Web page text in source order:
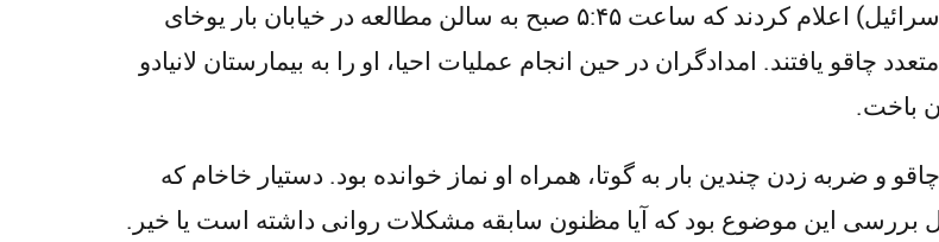
آمبولانس‌های نجمه داوود ادوم (سازمان امداد و نجات اسرائیل) اعلام کردند که ساعت ۵:۴۵ صبح به سالن مطالعه در خیابان بار یوخای
۷۵ ساله، را با جراحات متعدد چاقو یافتند. امدادگران در حین انجام عملیات احیا، او را به بیمارستان لانیادو
باخت.
و ضربه زدن چندین بار به گوتا، همراه او نماز خوانده بود. دستیار خاخام که
بررسی این موضوع بود که آیا مظنون سابقه مشکلات روانی داشته است یا خیر.